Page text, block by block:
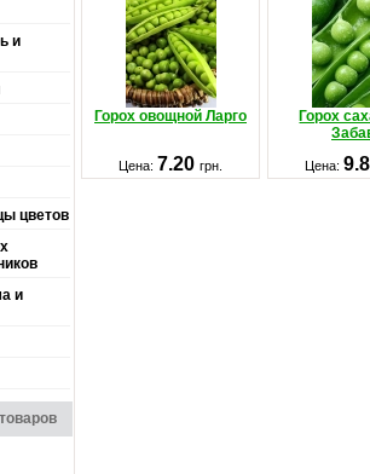
и
цветов
и
Горох овощной Ларго
Горох
Цена: 7.20 грн. Цена: